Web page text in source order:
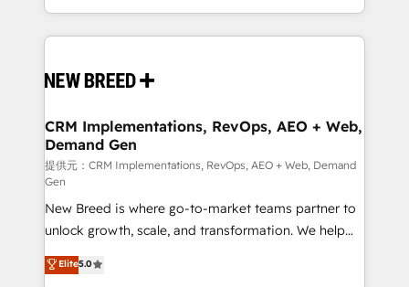
Breeze・Claude等をHubSpotと連携させ、役割定義・
革を、構想から実装・定着までPMOとして主導。「設
の統合・浸透・変革管理を実行します。 ▸ CMS戦略設
計・構築：リード獲得・CVR・SEOを前提にした情報設
計・導線設計・テンプレート設計をContent Hubで一体
提供。 ▸ 既存CRM・MAからの移行支援：Salesforce・
Marketo・Pardot等からの移行、カスタム設計、履歴
データ移行と活用設計まで。 ▸ AEO対応：ChatGPT・
ンツとサイト構造を最適化。 🏆 なぜ100incを選ぶの
Software) and Point Success Media (Paid Media),
making this the official home for all three brands. 🔄
and system integrations powered by Globalia’s
trainers to drive platform adoption. 📈 Revenue
Generation - Full-funnel marketing and high-
performance advertising via Point Success Media. -
Expert deployment of Breeze AI and custom agents
to automate growth. 🏆 Elite Excellence - 8 platform
accreditations and deep HIPAA-compliance
expertise. - A team of 250+ experts dedicated to
your resilient growth.
CRM Implementations, RevOps, AEO + Web,
Demand Gen
提供元：CRM Implementations, RevOps, AEO + Web, Demand
Gen
New Breed is where go-to-market teams partner to
unlock growth, scale, and transformation. We help
companies activate HubSpot’s AI-powered
customer platform and operationalize HubSpot’s
Elite5.0